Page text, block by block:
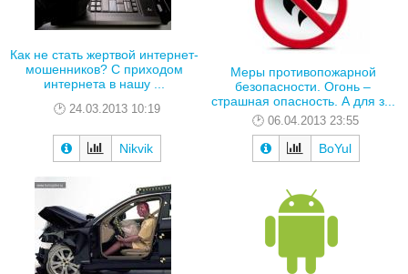
Как не стать жертвой интернет-
мошенников? С приходом
интернета в нашу ...
24.03.2013 10:19
Nikvik
Меры противопожарной
безопасности. Огонь –
страшная опасность. А для з...
06.04.2013 23:55
BoYul